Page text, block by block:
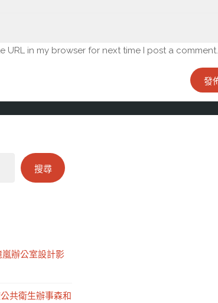
URL in my browser for next time I post a comment.
搜尋
辦公室設計影
共衛生辦事森和